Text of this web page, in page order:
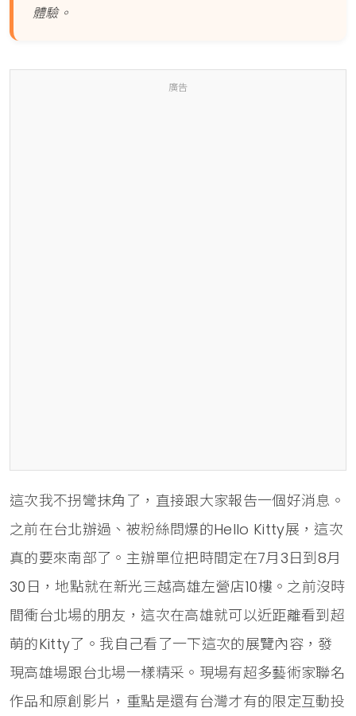
體驗。
廣告
這次我不拐彎抹角了，直接跟大家報告一個好消息。
之前在台北辦過、被粉絲問爆的Hello Kitty展，這次
真的要來南部了。主辦單位把時間定在7月3日到8月
30日，地點就在新光三越高雄左營店10樓。之前沒時
間衝台北場的朋友，這次在高雄就可以近距離看到超
萌的Kitty了。我自己看了一下這次的展覽內容，發
現高雄場跟台北場一樣精采。現場有超多藝術家聯名
作品和原創影片，重點是還有台灣才有的限定互動投